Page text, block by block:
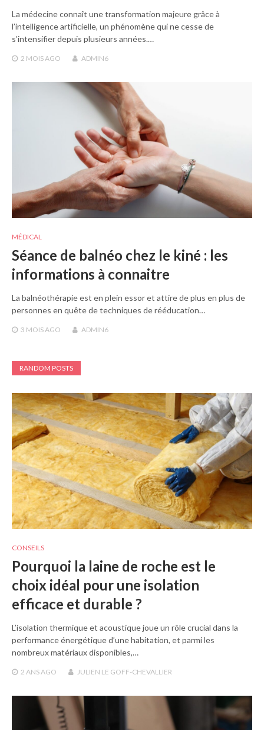
La médecine connaît une transformation majeure grâce à
l’intelligence artificielle, un phénomène qui ne cesse de
s’intensifier depuis plusieurs années.…
2 MOISAGO ADMIN6
MÉDICAL
Séance de balnéo chez le kiné : les
informations à connaitre
La balnéothérapie est en plein essor et attire de plus en plus de
personnes en quête de techniques de rééducation…
3 MOISAGO ADMIN6
RANDOM POSTS
CONSEILS
Pourquoi la laine de roche est le
choix idéal pour une isolation
efficace et durable ?
L’isolation thermique et acoustique joue un rôle crucial dans la
performance énergétique d’une habitation, et parmi les
nombreux matériaux disponibles,…
2 ANSAGO JULIEN LE GOFF-CHEVALLIER